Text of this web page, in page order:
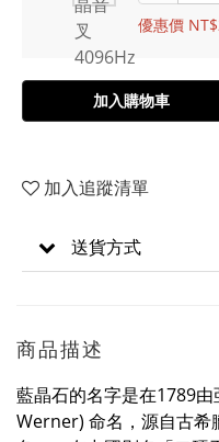
優惠價
加入購物車
加入追蹤清單
送貨方式
商品描述
藍晶石的名字是在1789
Werner) 命名，源自古希